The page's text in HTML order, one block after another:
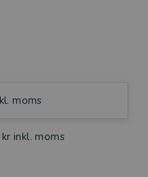
moms
inkl. moms